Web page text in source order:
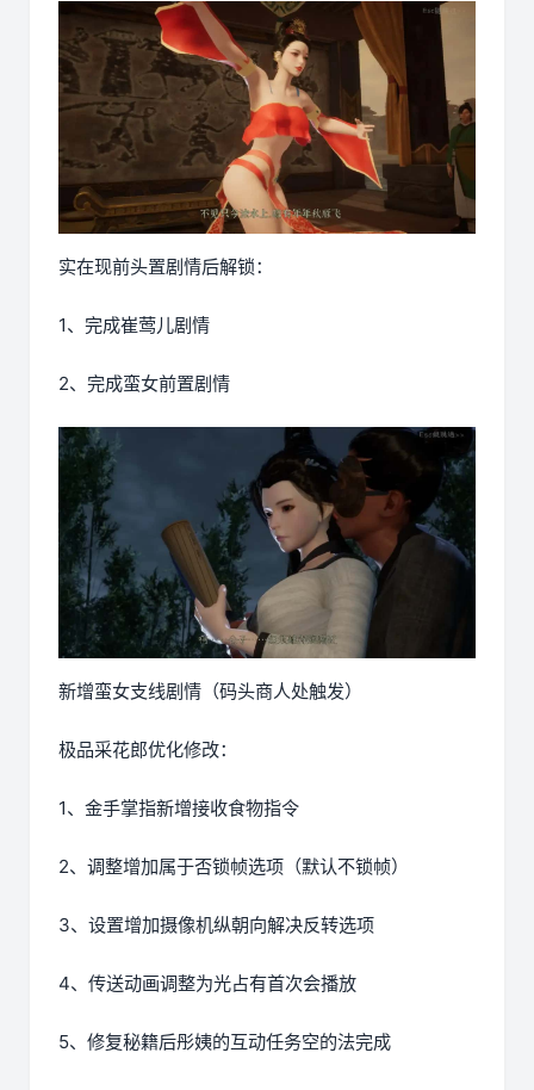
实在现前头置剧情后解锁：
1、完成崔莺儿剧情
2、完成蛮女前置剧情
新增蛮女支线剧情（码头商人处触发）
极品采花郎优化修改：
1、金手掌指新增接收食物指令
2、调整增加属于否锁帧选项（默认不锁帧）
3、设置增加摄像机纵朝向解决反转选项
4、传送动画调整为光占有首次会播放
5、修复秘籍后彤姨的互动任务空的法完成